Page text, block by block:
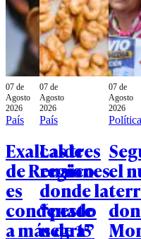
07 de
Agosto
2026
País
Exalcalde
de Renaico
es
condenado
a más de 15
07 de
Agosto
2026
País
Las tres
regiones
donde la
“peste
negra”
07 de
Agosto
2026
Política
el